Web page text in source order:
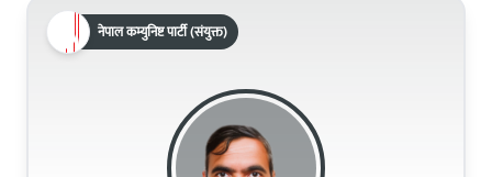
नेपाल कम्युनिष्ट पार्टी (संयुक्त)